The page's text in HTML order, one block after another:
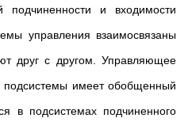
подчиненности и входимости
управления взаимосвязаны
друг с другом. Управляющее
подсистемы имеет обобщенный
в подсистемах подчиненного